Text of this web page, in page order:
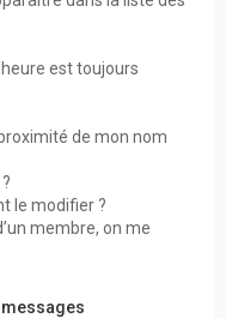
est toujours
de mon nom
le modifier ?
membre, on me